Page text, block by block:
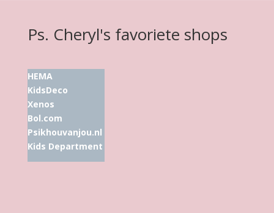
Ps. Cheryl's favoriete shops
HEMA
KidsDeco
Xenos
Bol.com
Psikhouvanjou.nl
Kids Department